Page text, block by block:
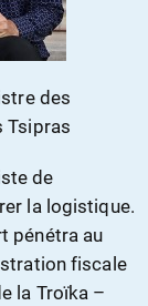
des
Tsipras
de
la logistique.
pénétra au
fiscale
la Troïka –